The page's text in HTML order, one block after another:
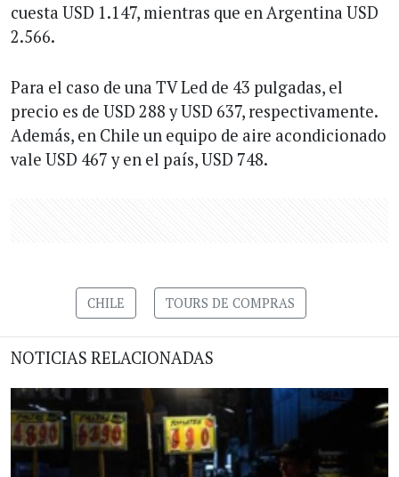
cuesta USD 1.147, mientras que en Argentina USD
2.566.
Para el caso de una TV Led de 43 pulgadas, el
precio es de USD 288 y USD 637, respectivamente.
Además, en Chile un equipo de aire acondicionado
vale USD 467 y en el país, USD 748.
CHILE TOURS DE COMPRAS
NOTICIAS RELACIONADAS